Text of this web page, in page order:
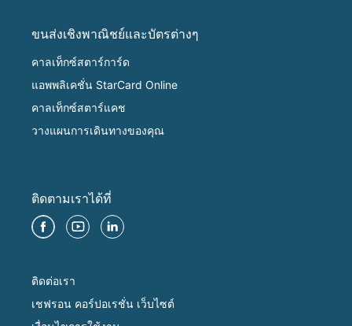
ขนส่งเชิงพาณิชย์และบัตรต่างๆ
คาลเท็กซ์สตาร์การ์ด
แอพพลิเคชั่น StarCard Online
คาลเท็กซ์สตาร์แคช
วางแผนการเดินทางของคุณ
ติดตามเราได้ที่
ติดต่อเรา
เชฟรอน คอร์ปอเรชั่น เว็บไซต์